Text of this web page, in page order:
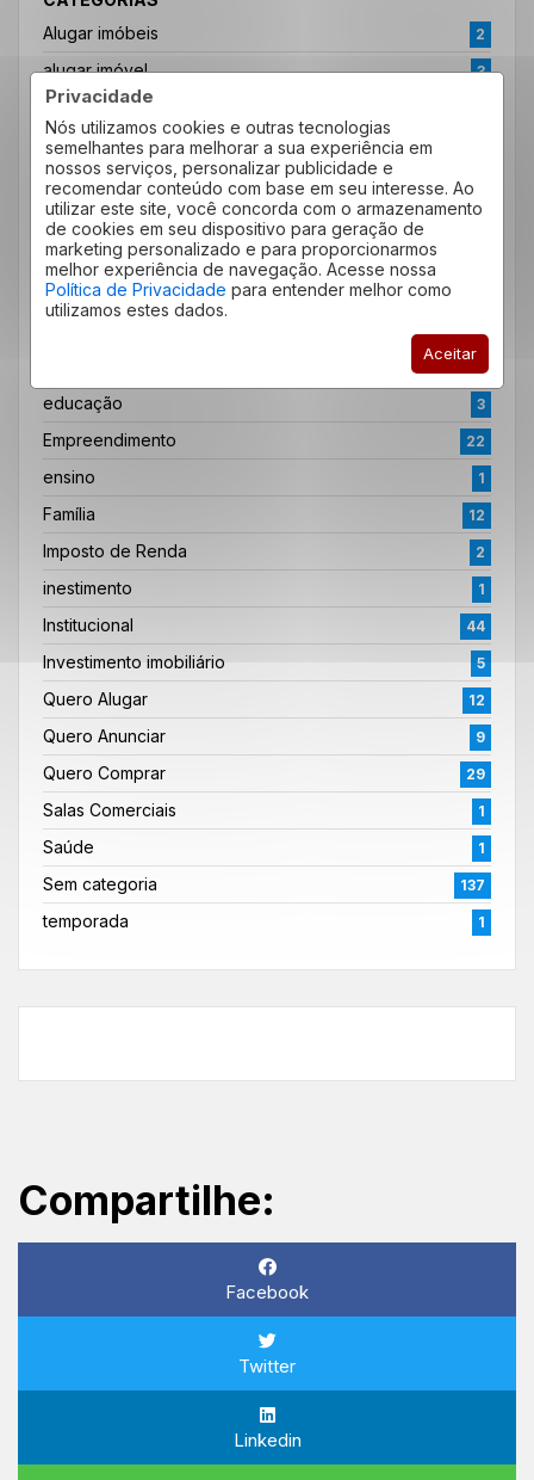
Privacidade
Nós utilizamos cookies e outras tecnologias
semelhantes para melhorar a sua experiência em
nossos serviços, personalizar publicidade e
recomendar conteúdo com base em seu interesse. Ao
utilizar este site, você concorda com o armazenamento
de cookies em seu dispositivo para geração de
marketing personalizado e para proporcionarmos
melhor experiência de navegação. Acesse nossa
Política de Privacidade para entender melhor como
utilizamos estes dados.
Aceitar
Alugar imóbeis
2
alugar imóvel 3
aluguel
aluguel por temporada
carreira
Casa própria 5
Convenção
corretor de imóveis
61
educação 3
Empreendimento 22
ensino 1
Família 12
Imposto de Renda 2
inestimento 1
Institucional 44
Investimento imobiliário 5
Quero Alugar 12
Quero Anunciar 9
Quero Comprar 29
Salas Comerciais 1
Saúde 1
Sem categoria 137
temporada 1
Compartilhe:
Facebook
Twitter
Linkedin